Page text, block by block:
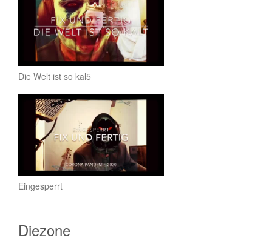
Die Welt ist so kal5
Eingesperrt
Diezone